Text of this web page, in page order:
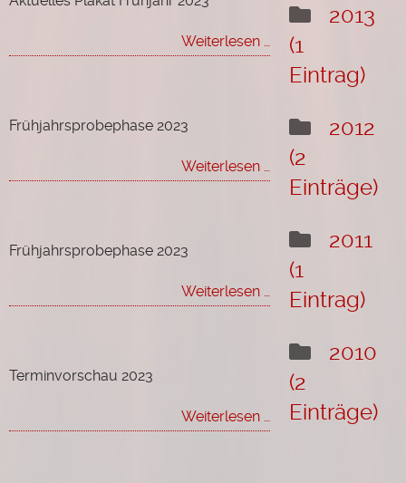
YouTube
verfügbar
Weiterlesen … Aktuelles
Plakat
Frühjahr
Frühjahrsprobephase 2023
Weiterlesen …
2023
Frühjahrsprobephase 2023
Weiterlesen …
2023
Terminvorschau 2023
Weiterlesen … Terminvorschau
2023
2013
(1
Eintrag)
2012
(2
Einträge)
2011
(1
Eintrag)
2010
(2
Einträge)